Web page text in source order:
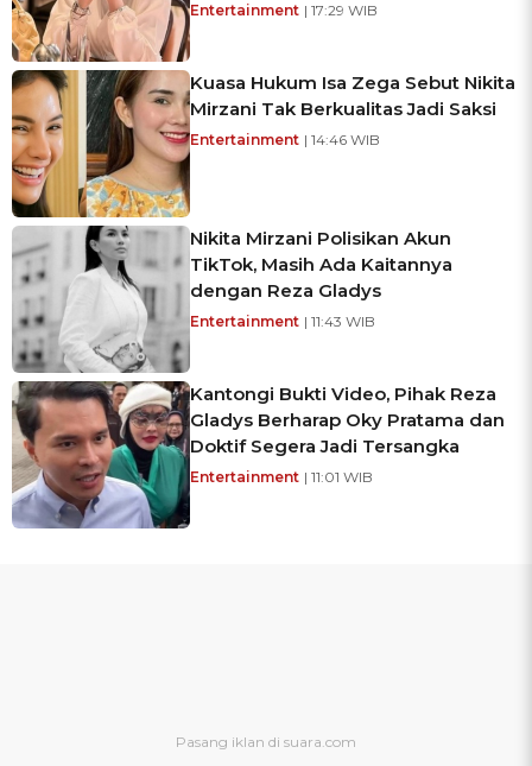
Entertainment | 17:29 WIB
Kuasa Hukum Isa Zega Sebut Nikita
Mirzani Tak Berkualitas Jadi Saksi
Entertainment | 14:46 WIB
Nikita Mirzani Polisikan Akun
TikTok, Masih Ada Kaitannya
dengan Reza Gladys
Entertainment | 11:43 WIB
Kantongi Bukti Video, Pihak Reza
Gladys Berharap Oky Pratama dan
Doktif Segera Jadi Tersangka
Entertainment | 11:01 WIB